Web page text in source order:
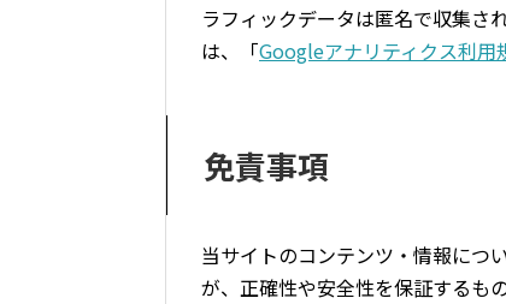
ラフィックデータは匿名で収集さ
は、「Googleアナリティクス利用
免責事項
当サイトのコンテンツ・情報につ
が、正確性や安全性を保証するも